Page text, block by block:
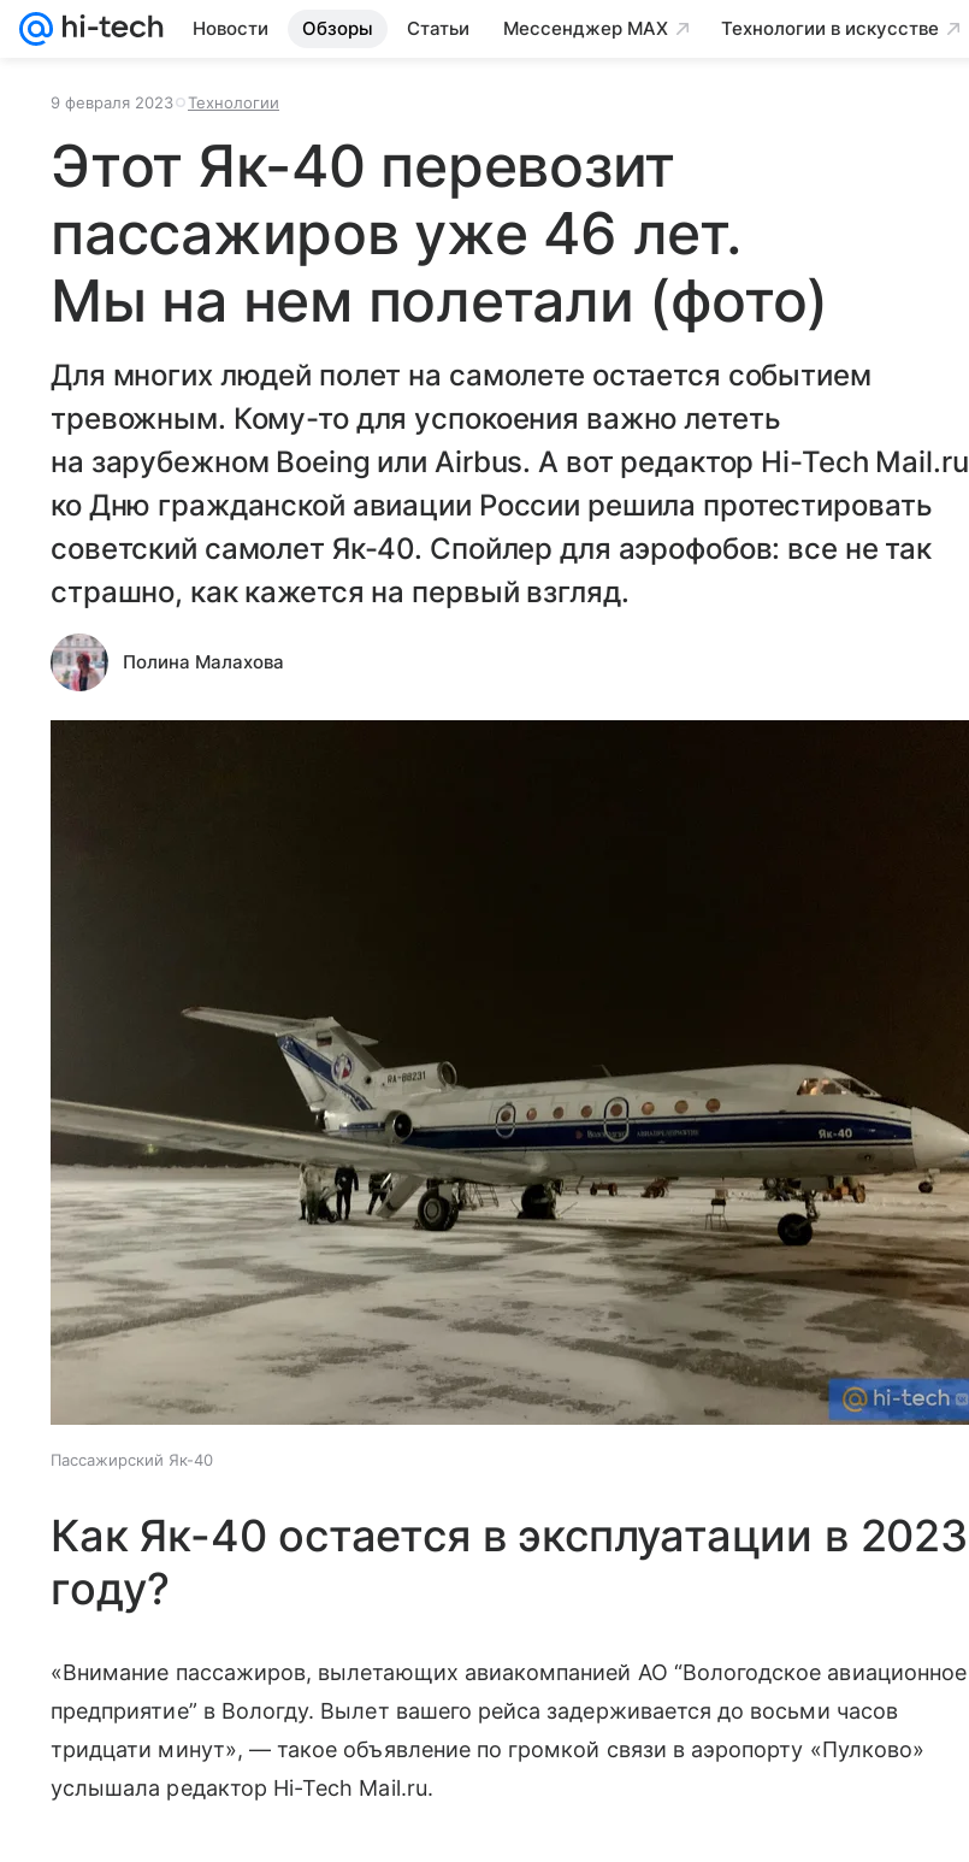
Новости Обзоры Статьи Мессенджер MAX Технологии в искусстве
9 февраля 2023 Технологии
Этот Як-40 перевозит
пассажиров уже 46 лет.
Мы на нем полетали (фото)
Для многих людей полет на самолете остается событием
тревожным. Кому-то для успокоения важно лететь
на зарубежном Boeing или Airbus. А вот редактор Hi-Tech Mail.ru
ко Дню гражданской авиации России решила протестировать
советский самолет Як-40. Спойлер для аэрофобов: все не так
страшно, как кажется на первый взгляд.
Полина Малахова
Пассажирский Як-40
Как Як-40 остается в эксплуатации в 2023
году?
«Внимание пассажиров, вылетающих авиакомпанией АО “Вологодское авиационное
предприятие” в Вологду. Вылет вашего рейса задерживается до восьми часов
тридцати минут», — такое объявление по громкой связи в аэропорту «Пулково»
услышала редактор Hi-Tech Mail.ru.